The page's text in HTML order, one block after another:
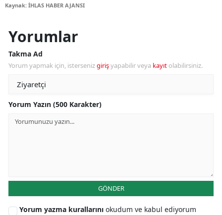
Kaynak: İHLAS HABER AJANSI
Yorumlar
Takma Ad
Yorum yapmak için, istersenizgirişyapabilir veya kayıt olabilirsiniz.
Yorum Yazın (500 Karakter)
GÖNDER
Yorum yazma kurallarını okudum ve kabul ediyorum